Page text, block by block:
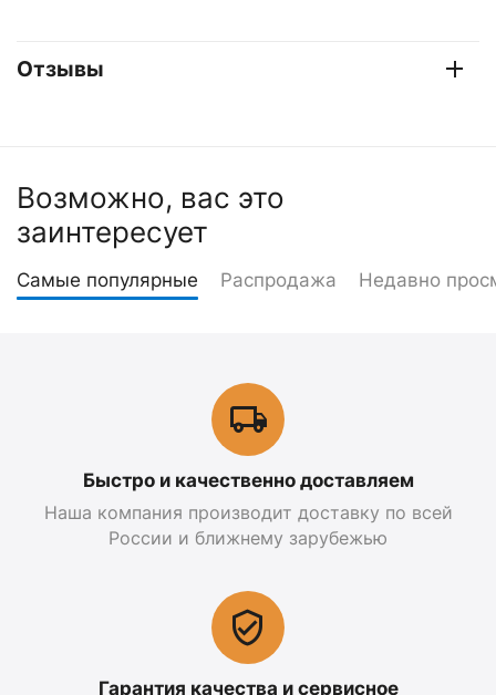
Отзывы
Возможно, вас это
заинтересует
Самые популярные Распродажа Недавно
Быстро и качественно доставляем
Наша компания производит доставку по всей
России и ближнему зарубежью
Гарантия качества и сервисное